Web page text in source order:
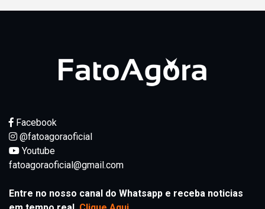
Facebook
@fatoagoraoficial
Youtube
fatoagoraoficial@gmail.com
Entre no nosso canal do Whatsapp e receba noticias